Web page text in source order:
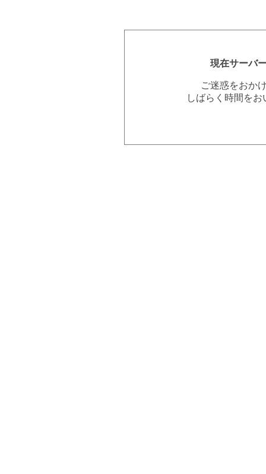
現在サーバ
ご迷惑をおか
しばらく時間を